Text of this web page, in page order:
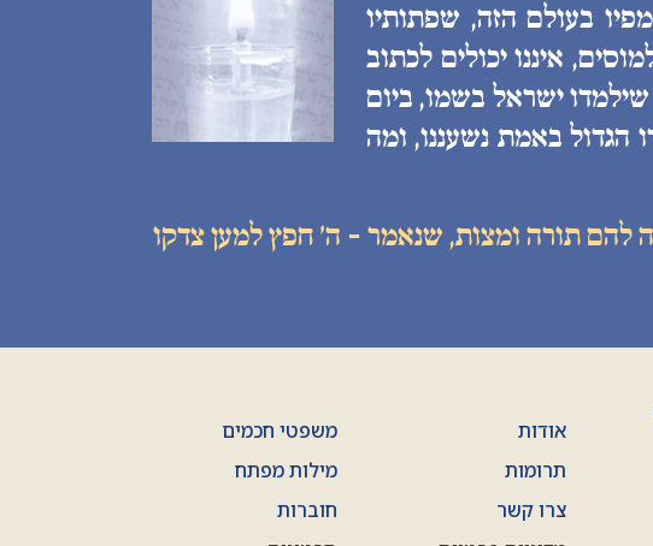
בעולם הזה, שפתותיו
איננו יכולים לכתוב
שילמדו ישראל בשמו, ביום
הגדול באמת נשעננו, ומה
להם תורה ומצות, שנאמר - ה׳ חפץ למען צדקו
אודות
תרומות
צרו קשר
משפטי חכמים
מילות מפתח
חוברות